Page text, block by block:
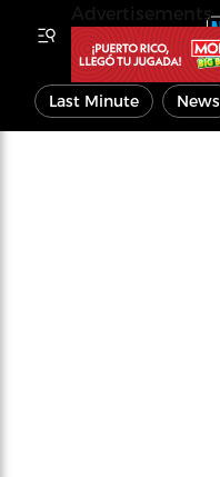
Last Minute News
Advertisements